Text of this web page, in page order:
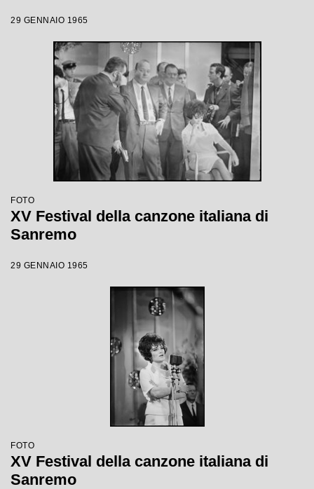
29 GENNAIO 1965
FOTO
XV Festival della canzone italiana di
Sanremo
29 GENNAIO 1965
FOTO
XV Festival della canzone italiana di
Sanremo